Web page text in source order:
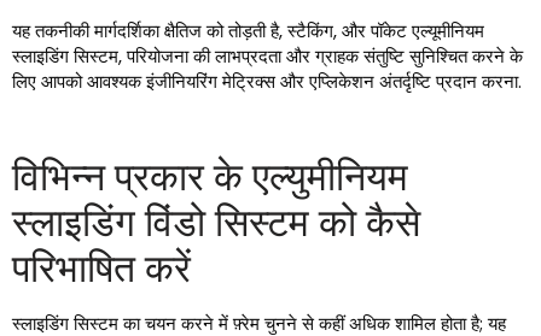
यह तकनीकी मार्गदर्शिका क्षैतिज को तोड़ती है, स्टैकिंग, और पॉकेट एल्यूमीनियम
स्लाइडिंग सिस्टम, परियोजना की लाभप्रदता और ग्राहक संतुष्टि सुनिश्चित करने के
लिए आपको आवश्यक इंजीनियरिंग मेट्रिक्स और एप्लिकेशन अंतर्दृष्टि प्रदान करना.
विभिन्न प्रकार के एल्युमीनियम
स्लाइडिंग विंडो सिस्टम को कैसे
परिभाषित करें
स्लाइडिंग सिस्टम का चयन करने में फ़्रेम चुनने से कहीं अधिक शामिल होता है; यह